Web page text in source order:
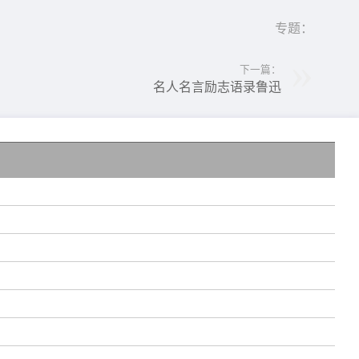
专题：
下一篇：
名人名言励志语录鲁迅